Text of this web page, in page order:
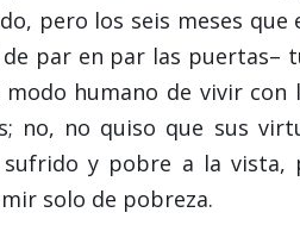
pero los seis meses
par en par las puertas–
modo humano de vivir
no, no quiso que sus
y pobre a la vista,
solo de pobreza.